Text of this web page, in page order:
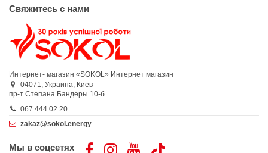
Свяжитесь с нами
Интернет- магазин «SOKOL» Интернет магазин
04071, Украина, Киев
пр-т Степана Бандеры 10-б
067 444 02 20
zakaz@sokol.energy
Мы в соцсетях